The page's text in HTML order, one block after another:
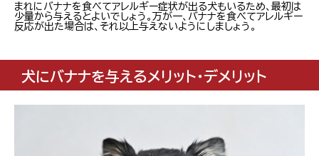
まれにバナナを食べてアレルギー症状が出る犬もいるため、最初は
少量から与えるとよいでしょう。万が一、バナナを食べてアレルギー
反応が出た場合は、それ以上与えないようにしましょう。
犬にバナナを与えるメリット・デメリット